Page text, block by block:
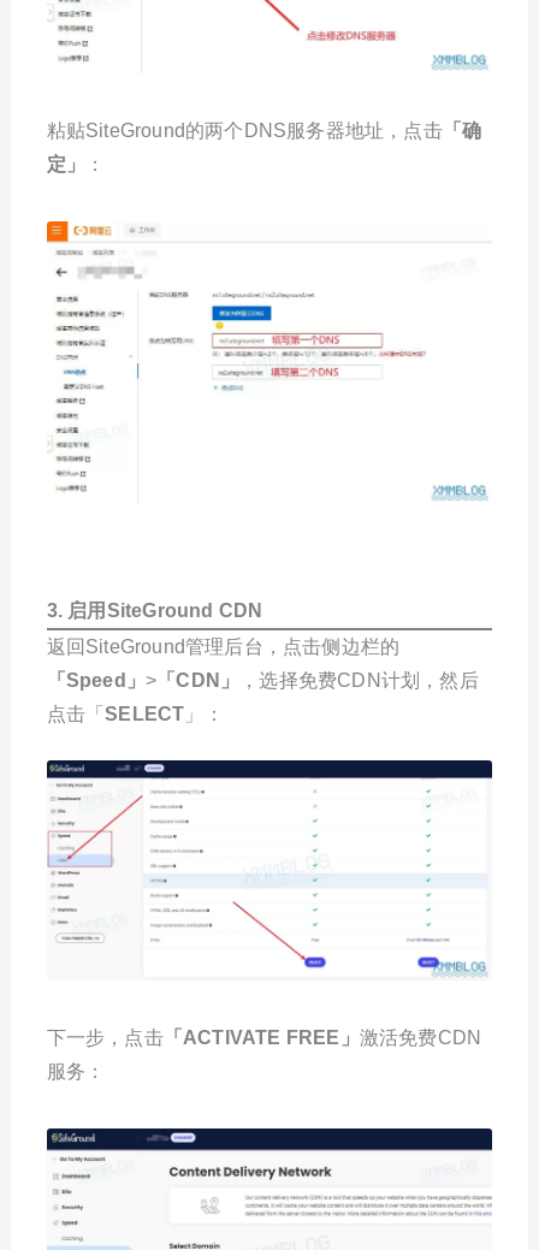
粘贴SiteGround的两个DNS服务器地址，点击「确
定」
：
3. 启用 SiteGround CDN
返回SiteGround管理后台，点击侧边栏的
「Speed」> 「CDN」
，选择免费CDN计划，然后
点击「SELECT 」：
下一步，点击「ACTIVATE FREE」 激活免费CDN
服务：